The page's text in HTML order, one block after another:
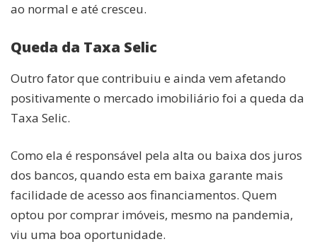
ao normal e até cresceu.
Queda da Taxa Selic
Outro fator que contribuiu e ainda vem afetando
positivamente o mercado imobiliário foi a queda da
Taxa Selic.
Como ela é responsável pela alta ou baixa dos juros
dos bancos, quando esta em baixa garante mais
facilidade de acesso aos financiamentos. Quem
optou por comprar imóveis, mesmo na pandemia,
viu uma boa oportunidade.